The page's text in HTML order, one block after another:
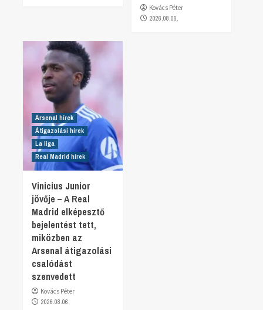
Kovács Péter
2026.08.06.
Arsenal hírek
Átigazolási hírek
La liga
Real Madrid hírek
Vinicius Junior
jövője – A Real
Madrid elképesztő
bejelentést tett,
miközben az
Arsenal átigazolási
csalódást
szenvedett
Kovács Péter
2026.08.06.